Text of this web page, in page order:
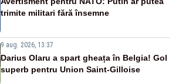
trimite militari fără însemne
9 aug. 2026, 13:37
Darius Olaru a spart gheața în Belgia! Gol
superb pentru Union Saint-Gilloise